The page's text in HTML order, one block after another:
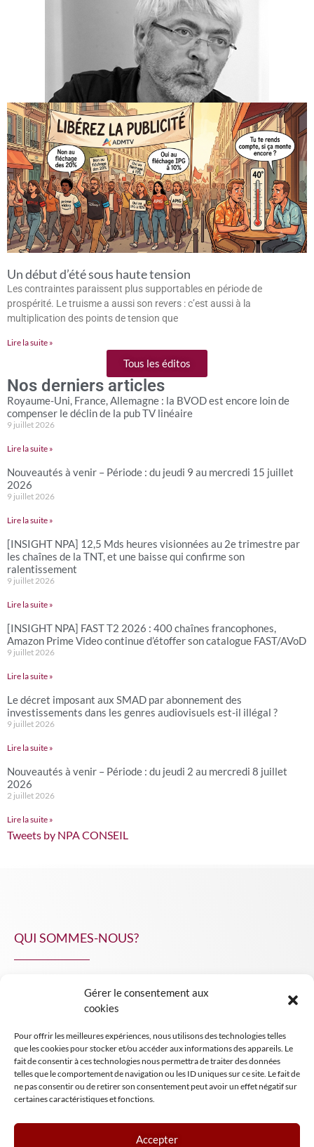
Gérer le consentement aux
cookies
Pour offrir les meilleures expériences, nous utilisons des technologies telles
que les cookies pour stocker et/ou accéder aux informations des appareils. Le
fait de consentir à ces technologies nous permettra de traiter des données
telles que le comportement de navigation ou les ID uniques sur ce site. Le fait de
ne pas consentir ou de retirer son consentement peut avoir un effet négatif sur
certaines caractéristiques et fonctions.
Accepter
Un début d’été sous haute tension
Les contraintes paraissent plus supportables en période de
prospérité. Le truisme a aussi son revers : c’est aussi à la
multiplication des points de tension que
Lire la suite »
Tous les éditos
Nos derniers articles
Royaume-Uni, France, Allemagne : la BVOD est encore loin de
compenser le déclin de la pub TV linéaire
9 juillet 2026
Lire la suite »
Nouveautés à venir – Période : du jeudi 9 au mercredi 15 juillet
2026
9 juillet 2026
Lire la suite »
[INSIGHT NPA] 12,5 Mds heures visionnées au 2e trimestre par
les chaînes de la TNT, et une baisse qui confirme son
ralentissement
9 juillet 2026
Lire la suite »
[INSIGHT NPA] FAST T2 2026 : 400 chaînes francophones,
Amazon Prime Video continue d’étoffer son catalogue FAST/AVoD
9 juillet 2026
Lire la suite »
Le décret imposant aux SMAD par abonnement des
investissements dans les genres audiovisuels est-il illégal ?
9 juillet 2026
Lire la suite »
Nouveautés à venir – Période : du jeudi 2 au mercredi 8 juillet
2026
2 juillet 2026
Lire la suite »
Tweets by NPA CONSEIL
QUI SOMMES-NOUS?
INSIGHT NPA